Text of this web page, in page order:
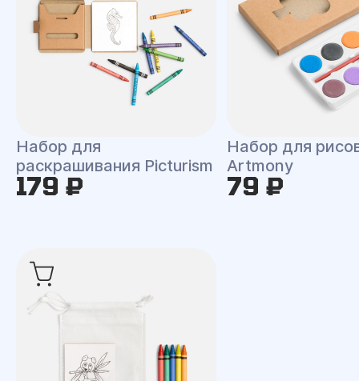
Набор для
раскрашивания Picturism
179 ₽
Набор для
Artmony
79 ₽